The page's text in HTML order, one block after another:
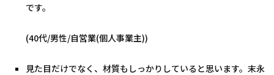
です。
(40代/男性/自営業(個人事業主))
見た目だけでなく、材質もしっかりしていると思います。末永